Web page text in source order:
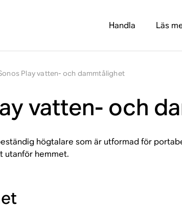
Handla Läs
Play vatten- och dammtålighet
vatten- och
högtalare som är utformad för
utanför hemmet.